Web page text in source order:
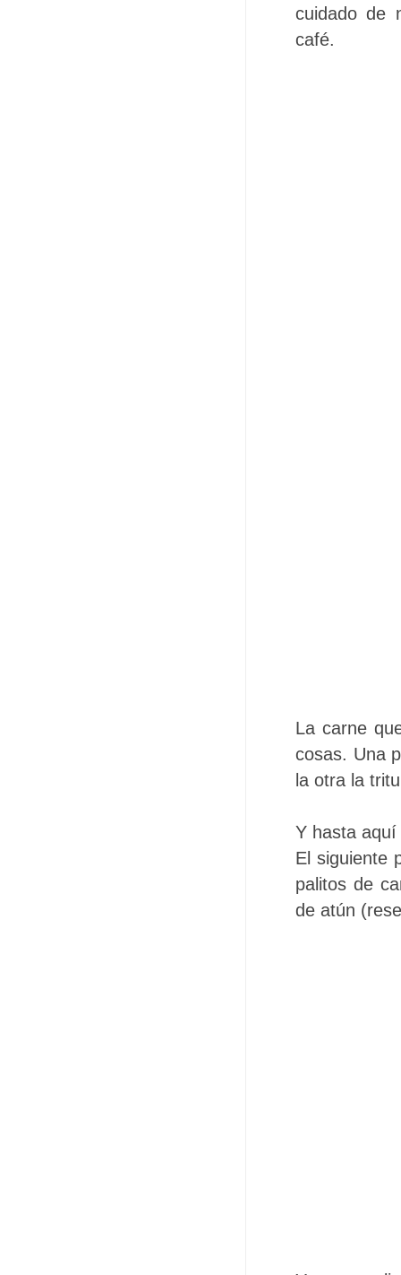
cuidado de
café.
La carne
cosas. Una
la otra la
Y hasta
El siguiente
palitos de
de atún